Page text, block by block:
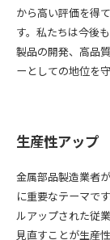
から高い評価を得
す。私たちは今後
製品の開発、高品
ーとしての地位を
生産性アップ
金属部品製造業者
に重要なテーマで
ルアップされた従
見直すことが生産